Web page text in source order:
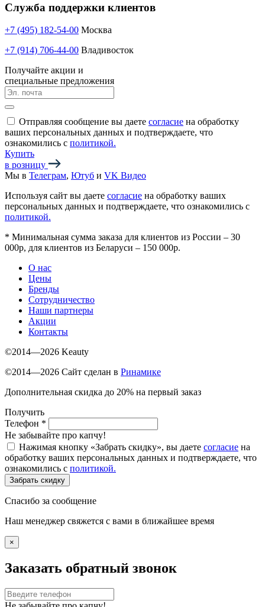
Служба поддержки клиентов
+7 (495) 182-54-00 Москва
+7 (914) 706-44-00 Владивосток
Получайте акции и
специальные предложения
Отправляя сообщение вы даете согласие на обработку
ваших персональных данных и подтверждаете, что
ознакомились с политикой.
Купить
в розницу
Мы в Телеграм, Ютуб и VK Видео
Используя сайт вы даете согласие на обработку ваших
персональных данных и подтверждаете, что ознакомились с
политикой.
* Минимальная сумма заказа для клиентов из России – 30
000р, для клиентов из Беларуси – 150 000р.
О нас
Цены
Бренды
Сотрудничество
Наши партнеры
Акции
Контакты
©2014—2026 Keauty
©2014—2026 Сайт сделан в Ринамике
Дополнительная скидка до 20% на первый заказ
Получить
Телефон *
Не забывайте про капчу!
Нажимая кнопку «Забрать скидку», вы даете согласие на
обработку ваших персональных данных и подтверждаете, что
ознакомились с политикой.
Забрать скидку
Спасибо за сообщение
Наш менеджер свяжется с вами в ближайшее время
×
Заказать обратный звонок